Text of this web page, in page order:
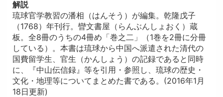
解説
琉球官学教習の潘相（はんそう）が編集。乾隆戊子
（1768）年刊行。矕文書屋（らんぶんしょおく）蔵
板。全8冊のうちの4冊め「巻之二」（1巻を2冊に分冊
している）。本書は琉球から中国へ派遣された清代の
国費留学生、官生（かんしょう）の記録であると同時
に、『中山伝信録』等を引用・参照し、琉球の歴史・
文化・地理等についてまとめた書である。(2016年1月
18日更新)